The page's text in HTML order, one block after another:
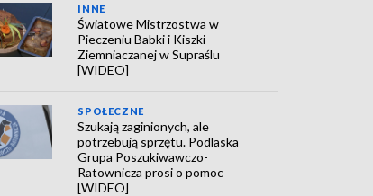
INNE
Światowe Mistrzostwa w
Pieczeniu Babki i Kiszki
Ziemniaczanej w Supraślu
[WIDEO]
SPOŁECZNE
Szukają zaginionych, ale
potrzebują sprzętu. Podlaska
Grupa Poszukiwawczo-
Ratownicza prosi o pomoc
[WIDEO]